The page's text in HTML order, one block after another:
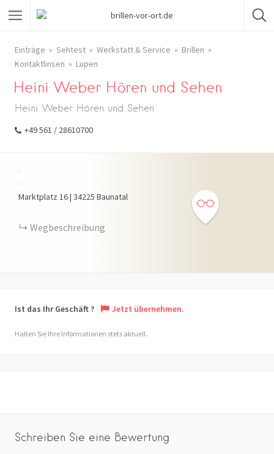
Einträge Sehtest Werkstatt & Service
Brillen
Kontaktlinsen
Lupen
Heini Weber Hören und Sehen
Heini Weber Hören und Sehen
+49 561 / 28610700
Marktplatz 16| 34225 Baunatal
Wegbeschreibung
Ist das Ihr Geschäft ? Jetzt übernehmen.
Halten Sie Ihre Informationen stets aktuell.
Schreiben Sie eine Bewertung